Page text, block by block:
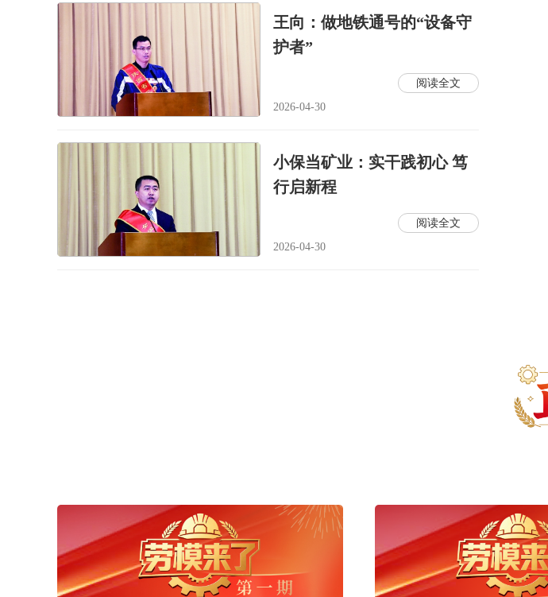
王向：做地铁通号的“设备守
护者”
2026-04-30
阅读全文
小保当矿业：实干践初心 笃
行启新程
2026-04-30
阅读全文